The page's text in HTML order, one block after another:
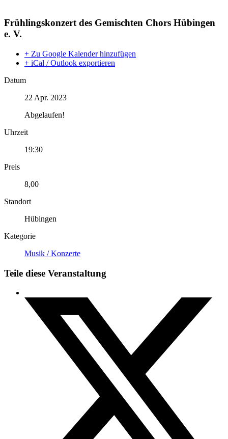
Frühlingskonzert des Gemischten Chors Hübingen
e. V.
+ Zu Google Kalender hinzufügen
+ iCal / Outlook exportieren
Datum
22 Apr. 2023
Abgelaufen!
Uhrzeit
19:30
Preis
8,00
Standort
Hübingen
Kategorie
Musik / Konzerte
Teile diese Veranstaltung